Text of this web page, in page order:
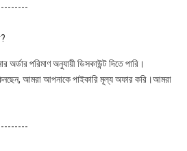
পরিমাণ অনুযায়ী ডিসকাউন্ট দিতে পারি।
আমরা আপনাকে পাইকারি মূল্য অফার করি।আমরা